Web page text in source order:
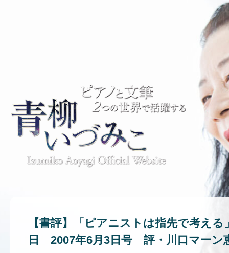
【書評】「ピアニストは指先で考え
日 2007年6月3日号 評・川口マーン